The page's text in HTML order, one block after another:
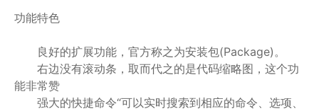
功能特色
良好的扩展功能，官方称之为安装包(Package)。
右边没有滚动条，取而代之的是代码缩略图，这个功
能非常赞
强大的快捷命令“可以实时搜索到相应的命令、选项、